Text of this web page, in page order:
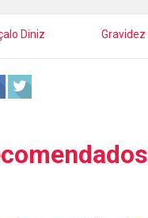
Diniz Gravidez